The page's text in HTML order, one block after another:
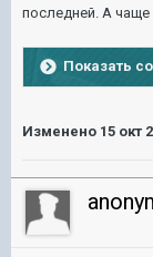
последней. А
Показать
Изменено 15 окт